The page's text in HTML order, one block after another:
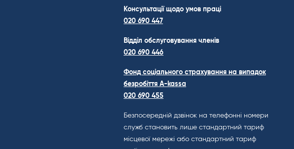
Консультації щодо умов праці
020 690 447
Відділ обслуговування членів
020 690 446
Фонд соціального страхування на випадок
безробіття A-kassa
020 690 455
Безпосередній дзвінок на телефонні номери
служб становить лише стандартний тариф
місцевої мережі або стандартний тариф